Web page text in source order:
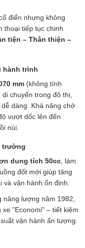
điển nhưng không
thoại tiếp tục chinh
tiện – Thân thiện –
hành trình
mm (không tính
di chuyển trong đô thị,
dàng. Khả năng chở
vượt dốc lên đến
núi.
trường
dung tích 50cc , làm
đốt mới giúp tăng
vận hành ổn định.
lượng năm 1982,
"Economi" – tiết kiệm
vận hành ấn tượng.